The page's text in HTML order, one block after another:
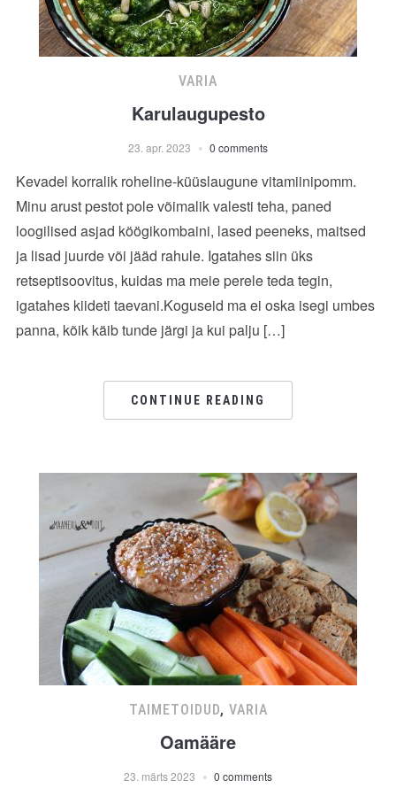
VARIA
Karulaugupesto
23. apr. 2023 0 comments
Kevadel korralik roheline-küüslaugune vitamiinipomm.
Minu arust pestot pole võimalik valesti teha, paned
loogilised asjad köögikombaini, lased peeneks, maitsed
ja lisad juurde või jääd rahule. Igatahes siin üks
retseptisoovitus, kuidas ma meie perele teda tegin,
igatahes kiideti taevani.Koguseid ma ei oska isegi umbes
panna, kõik käib tunde järgi ja kui palju […]
CONTINUE READING
TAIMETOIDUD, VARIA
Oamääre
23. märts 2023 0 comments